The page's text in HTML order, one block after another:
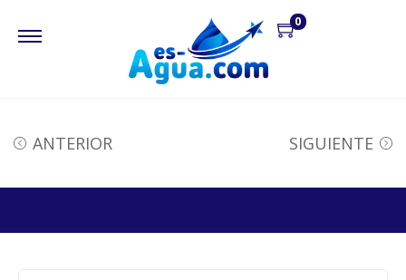
0
ANTERIOR SIGUIENTE